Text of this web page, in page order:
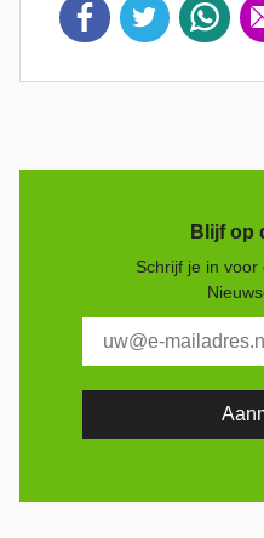
Blijf op
Schrijf je in